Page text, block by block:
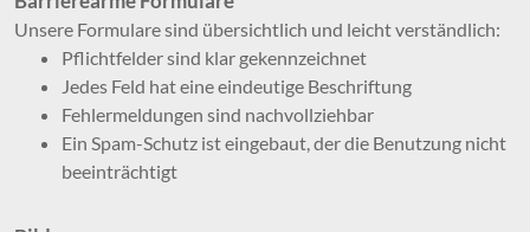
Unsere Formulare sind übersichtlich und leicht verständlich:
Pflichtfelder sind klar gekennzeichnet
Jedes Feld hat eine eindeutige Beschriftung
Fehlermeldungen sind nachvollziehbar
Ein Spam-Schutz ist eingebaut, der die Benutzung nicht
beeinträchtigt